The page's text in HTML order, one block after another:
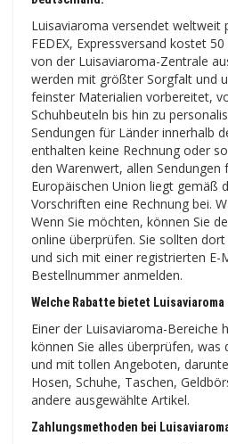
Luisaviaroma versendet weltweit
FEDEX, Expressversand kostet
von der Luisaviaroma-Zentrale
werden mit größter Sorgfalt und
feinster Materialien vorbereitet,
Schuhbeuteln bis hin zu
Sendungen für Länder innerhalb
enthalten keine Rechnung oder
den Warenwert, allen
Europäischen Union liegt gemäß
Vorschriften eine Rechnung bei.
Wenn Sie möchten, können Sie
online überprüfen. Sie sollten
und sich mit einer registrierten E-
Bestellnummer anmelden.
Welche Rabatte bietet
Einer der Luisaviaroma-Bereiche
können Sie alles überprüfen,
und mit tollen Angeboten,
Hosen, Schuhe, Taschen,
andere ausgewählte Artikel.
Zahlungsmethoden bei